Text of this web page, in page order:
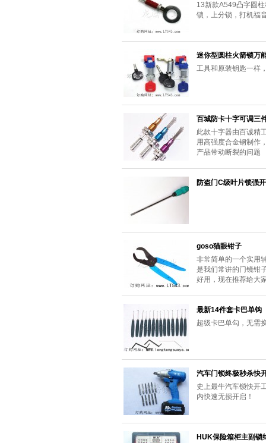
13新款A549凸字圆
锁，上分锁，打机福
迷你型圆柱火箭锁万
工具和原装钥匙一样
百城防卡十字可调三
此款十字器由百诚精
用高强度合金钢制作
产品带动断裂的问题
防盗门C级叶片锁强
goso猫眼钳子
非常简单的一个实用
是我们常讲的门镜钳
好用，现在推荐给大
最新14件套卡巴单钩
超级卡巴单勾，无需
汽车门锁终极秒杀快
史上最牛汽车锁快开
内快速无损开启！
HUK保险箱柜主副锁